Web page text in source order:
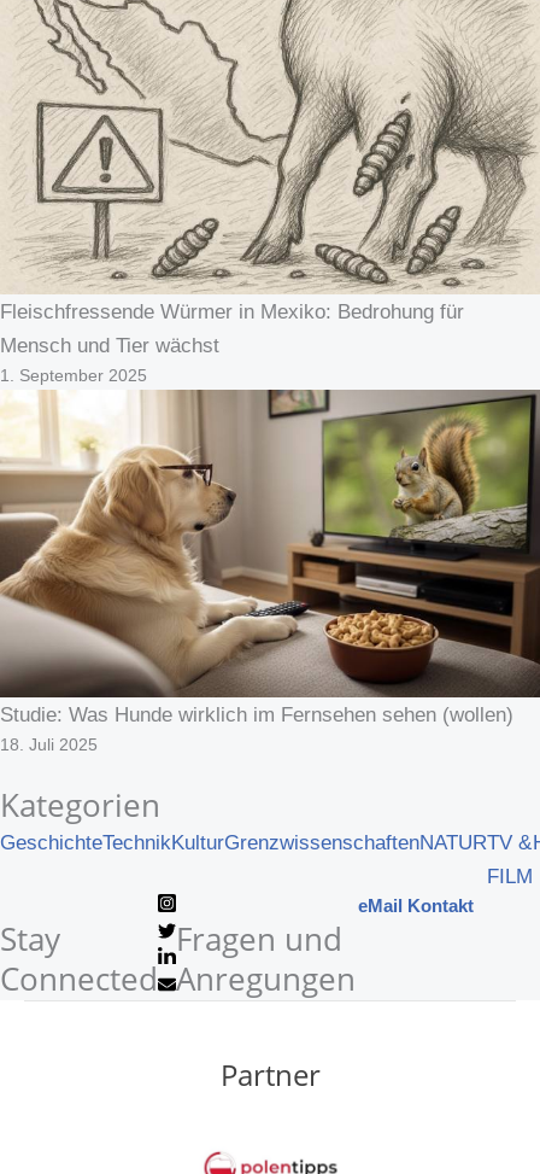
Fleischfressende Würmer in Mexiko: Bedrohung für
Mensch und Tier wächst
1. September 2025
Studie: Was Hunde wirklich im Fernsehen sehen (wollen)
18. Juli 2025
Kategorien
GeschichteTechnikKulturGrenzwissenschaftenNATURTV &
FILM
Stay
Connected
Fragen und
Anregungen
eMail Kontakt
Partner